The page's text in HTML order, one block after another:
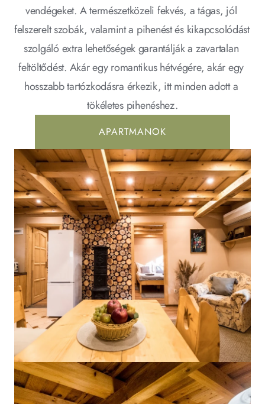
vendégeket. A természetközeli fekvés, a tágas, jól
felszerelt szobák, valamint a pihenést és kikapcsolódást
szolgáló extra lehetőségek garantálják a zavartalan
feltöltődést. Akár egy romantikus hétvégére, akár egy
hosszabb tartózkodásra érkezik, itt minden adott a
tökéletes pihenéshez.
APARTMANOK